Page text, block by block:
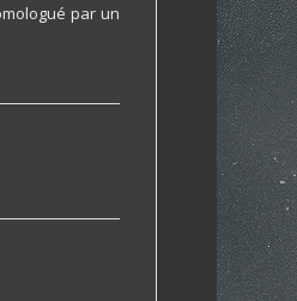
par un